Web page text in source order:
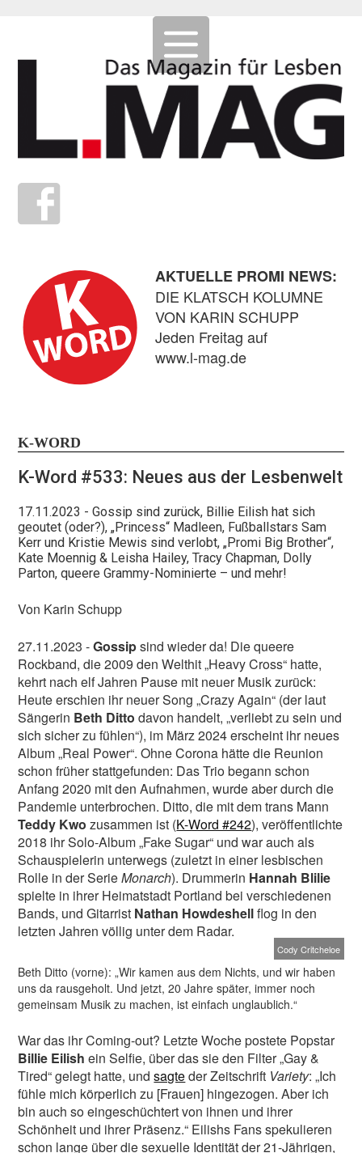
AKTUELLE PROMI NEWS:
DIE KLATSCH KOLUMNE
VON KARIN SCHUPP
Jeden Freitag auf
www.l-mag.de
K-WORD
K-Word #533: Neues aus der Lesbenwelt
17.11.2023 - Gossip sind zurück, Billie Eilish hat sich
geoutet (oder?), „Princess“ Madleen, Fußballstars Sam
Kerr und Kristie Mewis sind verlobt, „Promi Big Brother“,
Kate Moennig & Leisha Hailey, Tracy Chapman, Dolly
Parton, queere Grammy-Nominierte – und mehr!
Von Karin Schupp
27.11.2023 -Gossipsind wieder da! Die queere
Rockband, die 2009 den Welthit „Heavy Cross“ hatte,
kehrt nach elf Jahren Pause mit neuer Musik zurück:
Heute erschien ihr neuer Song „Crazy Again“ (der laut
Sängerin Beth Ditto davon handelt, „verliebt zu sein und
sich sicher zu fühlen“), im März 2024 erscheint ihr neues
Album „Real Power“. Ohne Corona hätte die Reunion
schon früher stattgefunden: Das Trio begann schon
Anfang 2020 mit den Aufnahmen, wurde aber durch die
Pandemie unterbrochen. Ditto, die mit dem trans Mann
Teddy Kwozusammen ist (K-Word #242), veröffentlichte
2018 ihr Solo-Album „Fake Sugar“ und war auch als
Schauspielerin unterwegs (zuletzt in einer lesbischen
Rolle in der SerieMonarch). Drummerin Hannah Blilie
spielte in ihrer Heimatstadt Portland bei verschiedenen
Bands, und Gitarrist Nathan Howdeshellflog in den
letzten Jahren völlig unter dem Radar.
Cody Critcheloe
Beth Ditto (vorne): „Wir kamen aus dem Nichts, und wir haben
uns da rausgeholt. Und jetzt, 20 Jahre später, immer noch
gemeinsam Musik zu machen, ist einfach unglaublich.“
War das ihr Coming-out? Letzte Woche postete Popstar
Billie Eilish ein Selfie, über das sie den Filter „Gay &
Tired“ gelegt hatte, undsagteder Zeitschrift Variety: „Ich
fühle mich körperlich zu [Frauen] hingezogen. Aber ich
bin auch so eingeschüchtert von ihnen und ihrer
Schönheit und ihrer Präsenz.“ Eilishs Fans spekulieren
schon lange über die sexuelle Identität der 21-Jährigen,